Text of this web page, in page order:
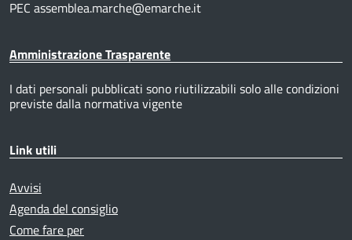
PEC assemblea.marche@emarche.it
Amministrazione Trasparente
I dati personali pubblicati sono riutilizzabili solo alle condizioni
previste dalla normativa vigente
Link utili
Avvisi
Agenda del consiglio
Come fare per